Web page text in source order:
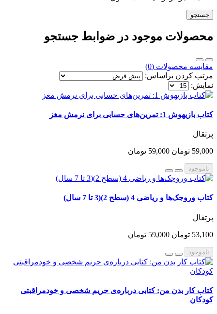
محصولات موجود در ضوابط جستجو
مقایسه محصولات (0)
مرتب کردن براساس:
نمایش:
کتاب بازیهوش 1: تمرین‌های حسابی برای نرمش مغز
پرتقال
59,000 تومان 59,000 تومان
ناموجود
کتاب وروجک‌ها و ریاضی 4 (سطح 2)(3 تا 7 سال)
پرتقال
53,100 تومان 59,000 تومان
ناموجود
کتاب کار بدن من: کتابی درباره‌ی حریم شخصی و خودمراقبتی
کودکان